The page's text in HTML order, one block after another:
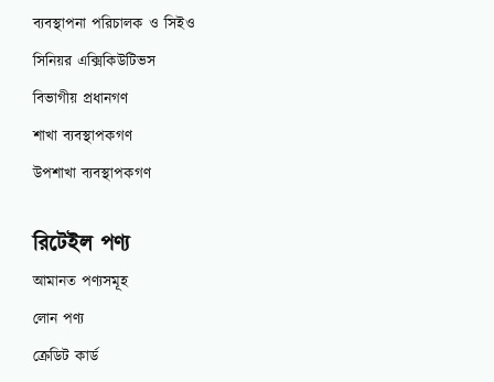
ব্যবস্থাপনা পরিচালক ও সিইও
সিনিয়র এক্সিকিউটিভস
বিভাগীয় প্রধানগণ
শাখা ব্যবস্থাপকগণ
উপশাখা ব্যবস্থাপকগণ
রিটেইল পণ্য
আমানত পণ্যসমূহ
লোন পণ্য
ক্রেডিট কার্ড